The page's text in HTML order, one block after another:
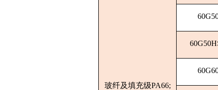
玻纤及填充级PA66;